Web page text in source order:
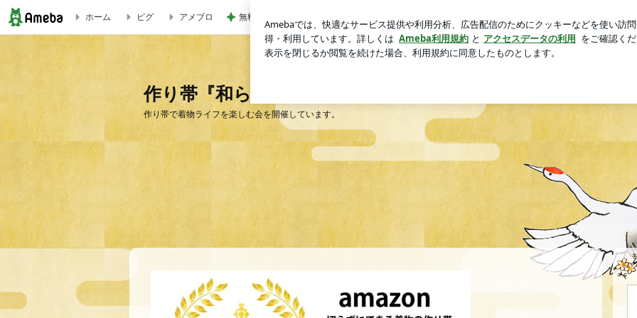
作り帯『和らく会』のブログ
ホーム ピグ アメブロ 無料でこの域はバグってるイベント
作り帯『和らく会』のブログ
作り帯で着物ライフを楽しむ会を開催しています。